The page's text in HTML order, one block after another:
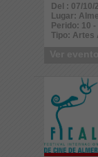
Del : 07/10/
Lugar:
Perido: 10
Tipo: Artes